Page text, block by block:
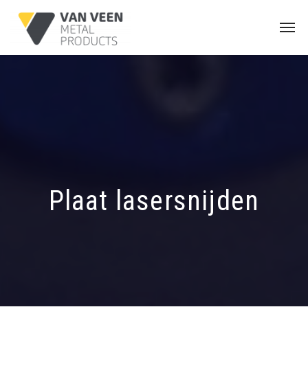
Plaat lasersnijden